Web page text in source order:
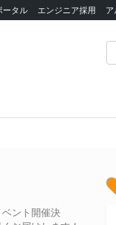
ータル エンジニア採用
ント開催決